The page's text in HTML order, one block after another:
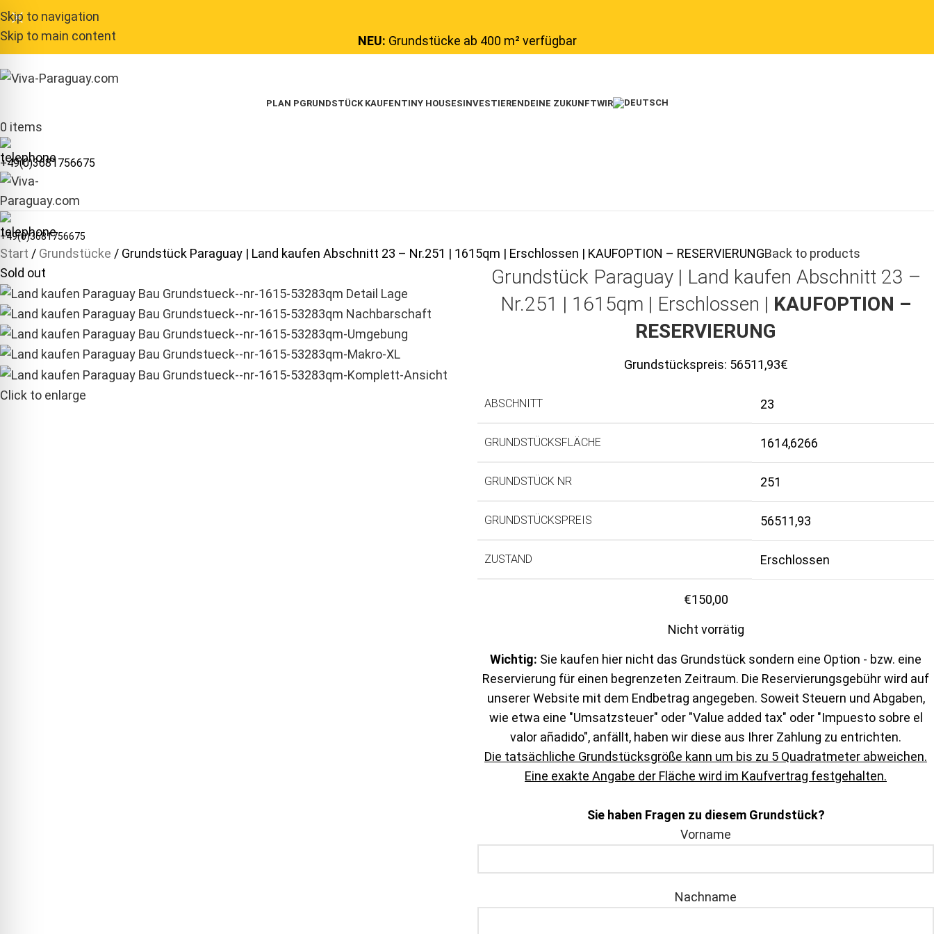
Skip to navigation
Skip to main content
NEU: Grundstücke ab 400 m² verfügbar
PLAN PGRUNDSTÜCK KAUFENTINY HOUSESINVESTIERENDEINE ZUKUNFTWIR
0 items
+49(0)3681756675
+49(0)3681756675
Start Grundstücke Grundstück Paraguay | Land kaufen Abschnitt 23 – Nr.251 | 1615qm | Erschlossen | KAUFOPTION – RESERVIERUNGBack to products
Sold out
Click to enlarge
Grundstück Paraguay | Land kaufen Abschnitt 23 –
Nr.251 | 1615qm | Erschlossen | KAUFOPTION –
RESERVIERUNG
Grundstückspreis: 56511,93€
ABSCHNITT 23
GRUNDSTÜCKSFLÄCHE 1614,6266
GRUNDSTÜCK NR 251
GRUNDSTÜCKSPREIS 56511,93
ZUSTAND Erschlossen
€150,00
Nicht vorrätig
Wichtig: Sie kaufen hier nicht das Grundstück sondern eine Option - bzw. eine
Reservierung für einen begrenzeten Zeitraum. Die Reservierungsgebühr wird auf
unserer Website mit dem Endbetrag angegeben. Soweit Steuern und Abgaben,
wie etwa eine "Umsatzsteuer" oder "Value added tax" oder "Impuesto sobre el
valor añadido", anfällt, haben wir diese aus Ihrer Zahlung zu entrichten.
Die tatsächliche Grundstücksgröße kann um bis zu 5 Quadratmeter abweichen.
Eine exakte Angabe der Fläche wird im Kaufvertrag festgehalten.
Sie haben Fragen zu diesem Grundstück?
Vorname
Nachname